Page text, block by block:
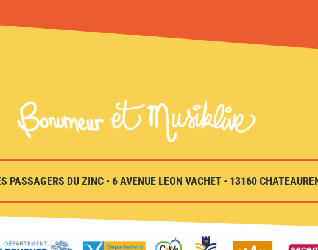
PASSAGERS DU ZINC • 6 AVENUE LEON VACHET • 13160